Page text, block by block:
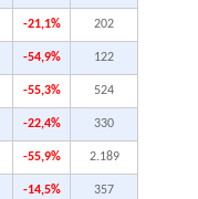
-21,1% 202
-54,9% 122
-55,3% 524
-22,4% 330
-55,9% 2.189
-14,5% 357